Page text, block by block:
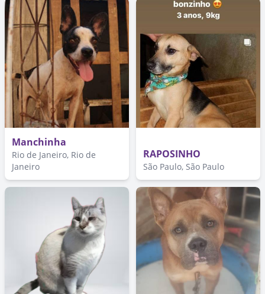
Manchinha
Rio de Janeiro, Rio de
Janeiro
RAPOSINHO
São Paulo, São Paulo